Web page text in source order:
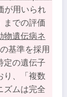
が用いられ
までの評価
物遺伝病ネ
基準を採用
定の遺伝子
り、「複数
ズムは完全